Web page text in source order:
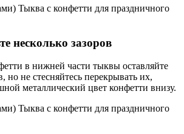
несколько зазоров
в нижней части тыквы оставляйте
но не стесняйтесь перекрывать их,
металлический цвет конфетти внизу.